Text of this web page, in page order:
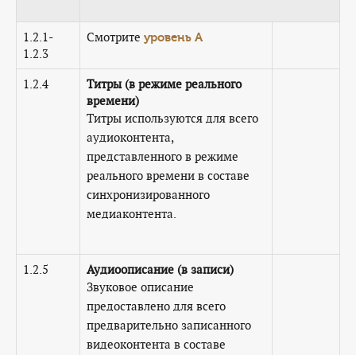
1.2.1-
1.2.3
Смотрите уровень А
1.2.4
Титры (в режиме реального
времени)
Титры используются для всего
аудиоконтента,
представленного в режиме
реального времени в составе
синхронизированного
медиаконтента.
1.2.5
Аудиоописание (в записи)
Звуковое описание
предоставлено для всего
предварительно записанного
видеоконтента в составе